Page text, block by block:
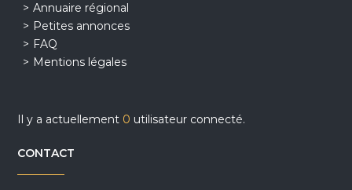
Annuaire régional
Petites annonces
FAQ
Mentions légales
Il y a actuellement 0 utilisateur connecté.
CONTACT